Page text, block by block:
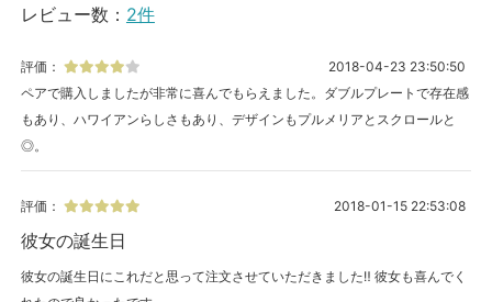
レビュー数： 2件
評価：
2018-04-23 23:50:50
ペアで購入しましたが非常に喜んでもらえました。ダブルプレートで存在感
もあり、ハワイアンらしさもあり、デザインもプルメリアとスクロールと
◎。
評価： 2018-01-15 22:53:08
彼女の誕生日
彼女の誕生日にこれだと思って注文させていただきました‼️ 彼女も喜んでく